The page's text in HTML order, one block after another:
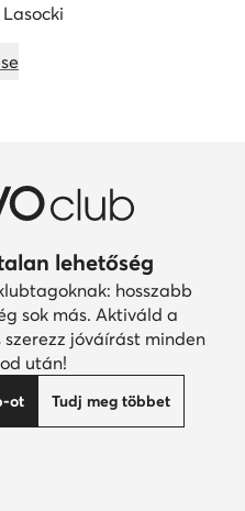
Lasocki
lehetőség
hosszabb
sok más. Aktiváld a
jóváírást minden
után!
ot Tudj meg többet